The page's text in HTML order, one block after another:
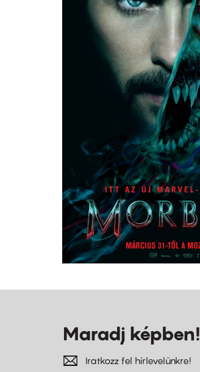
Maradj képben!
Iratkozz fel hírlevelünkre!